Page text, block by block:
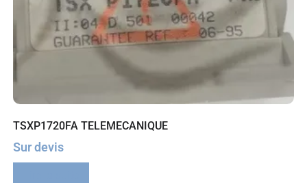
TSXP1720FA TELEMECANIQUE
Sur devis